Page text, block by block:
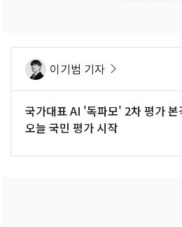
이기범 기자
국가대표 AI '독파모' 2차 평가
오늘 국민 평가 시작